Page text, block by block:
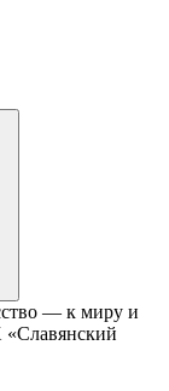
— к миру и